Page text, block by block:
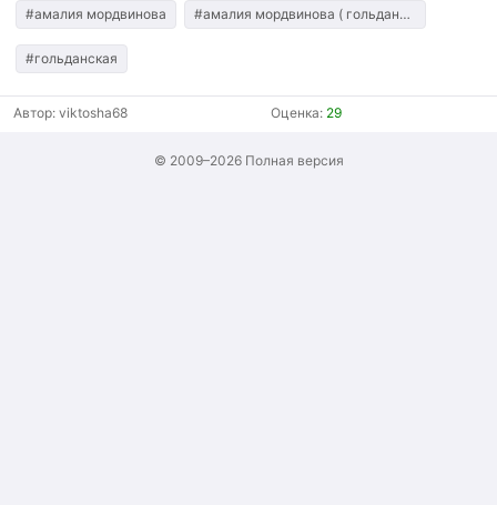
#амалия мордвинова #амалия мордвинова ( гольданская)
#гольданская
Автор: viktosha68 Оценка: 29
© 2009–2026 Полная версия